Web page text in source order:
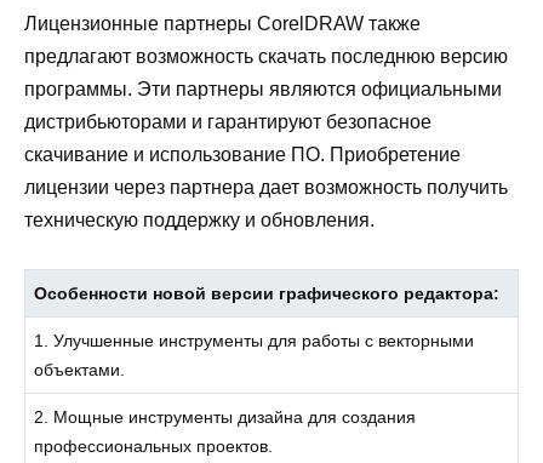
Лицензионные партнеры CorelDRAW также
предлагают возможность скачать последнюю версию
программы. Эти партнеры являются официальными
дистрибьюторами и гарантируют безопасное
скачивание и использование ПО. Приобретение
лицензии через партнера дает возможность получить
техническую поддержку и обновления.
Особенности новой версии графического редактора:
1. Улучшенные инструменты для работы с векторными
объектами.
2. Мощные инструменты дизайна для создания
профессиональных проектов.